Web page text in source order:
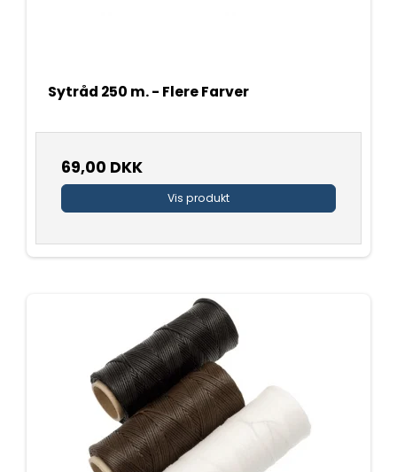
Sytråd 250 m. - Flere Farver
69,00 DKK
Vis produkt